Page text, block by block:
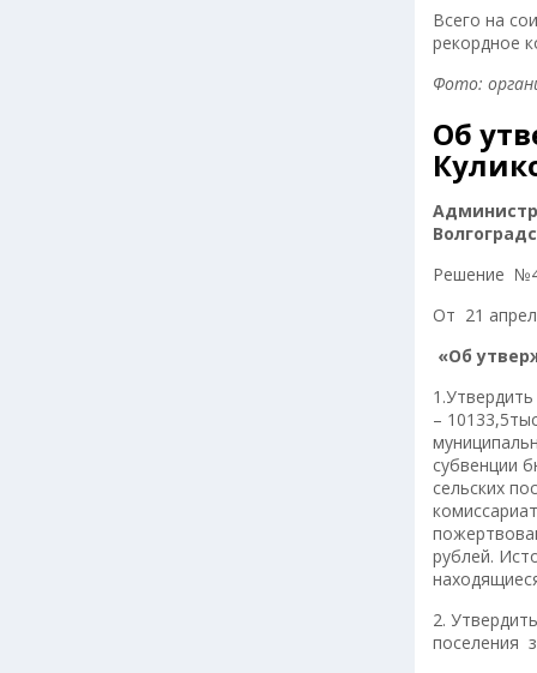
Всего на
рекордное
Фото:
Об
Решение
От 21
«Об
–
субвенции
сельских
рублей.
2.
поселения